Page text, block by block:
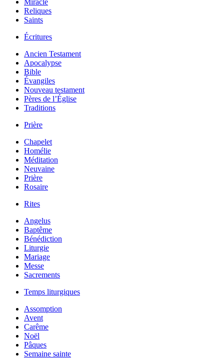
Miracle
Reliques
Saints
Écritures
Ancien Testament
Apocalypse
Bible
Évangiles
Nouveau testament
Pères de l’Église
Traditions
Prière
Chapelet
Homélie
Méditation
Neuvaine
Prière
Rosaire
Rites
Angelus
Baptême
Bénédiction
Liturgie
Mariage
Messe
Sacrements
Temps liturgiques
Assomption
Avent
Carême
Noël
Pâques
Semaine sainte